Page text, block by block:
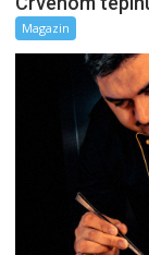
Magazin